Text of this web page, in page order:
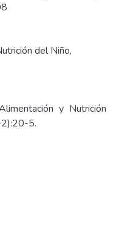
del Niño,
y Nutrición
5.